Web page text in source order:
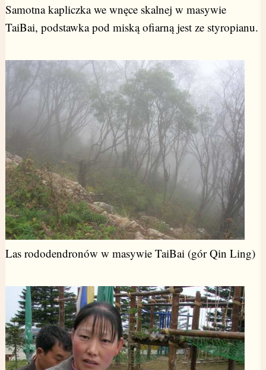
Samotna kapliczka we wnęce skalnej w masywie
TaiBai, podstawka pod miską ofiarną jest ze styropianu.
Las rododendronów w masywie TaiBai (gór Qin Ling)